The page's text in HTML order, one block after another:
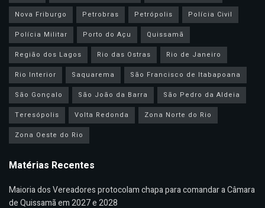
Nova Friburgo
Petrobras Petrópolis
Polícia Civil
Polícia Militar
Porto do Açu
Quissamã
Região dos Lagos
Rio das Ostras
Rio de Janeiro
Rio Interior
Saquarema
São Francisco de Itabapoana
São Gonçalo
São João da Barra
São Pedro da Aldeia
Teresópolis
Volta Redonda
Zona Norte do Rio
Zona Oeste do Rio
Matérias Recentes
Maioria dos Vereadores protocolam chapa para comandar a Câmara
de Quissamã em 2027 e 2028